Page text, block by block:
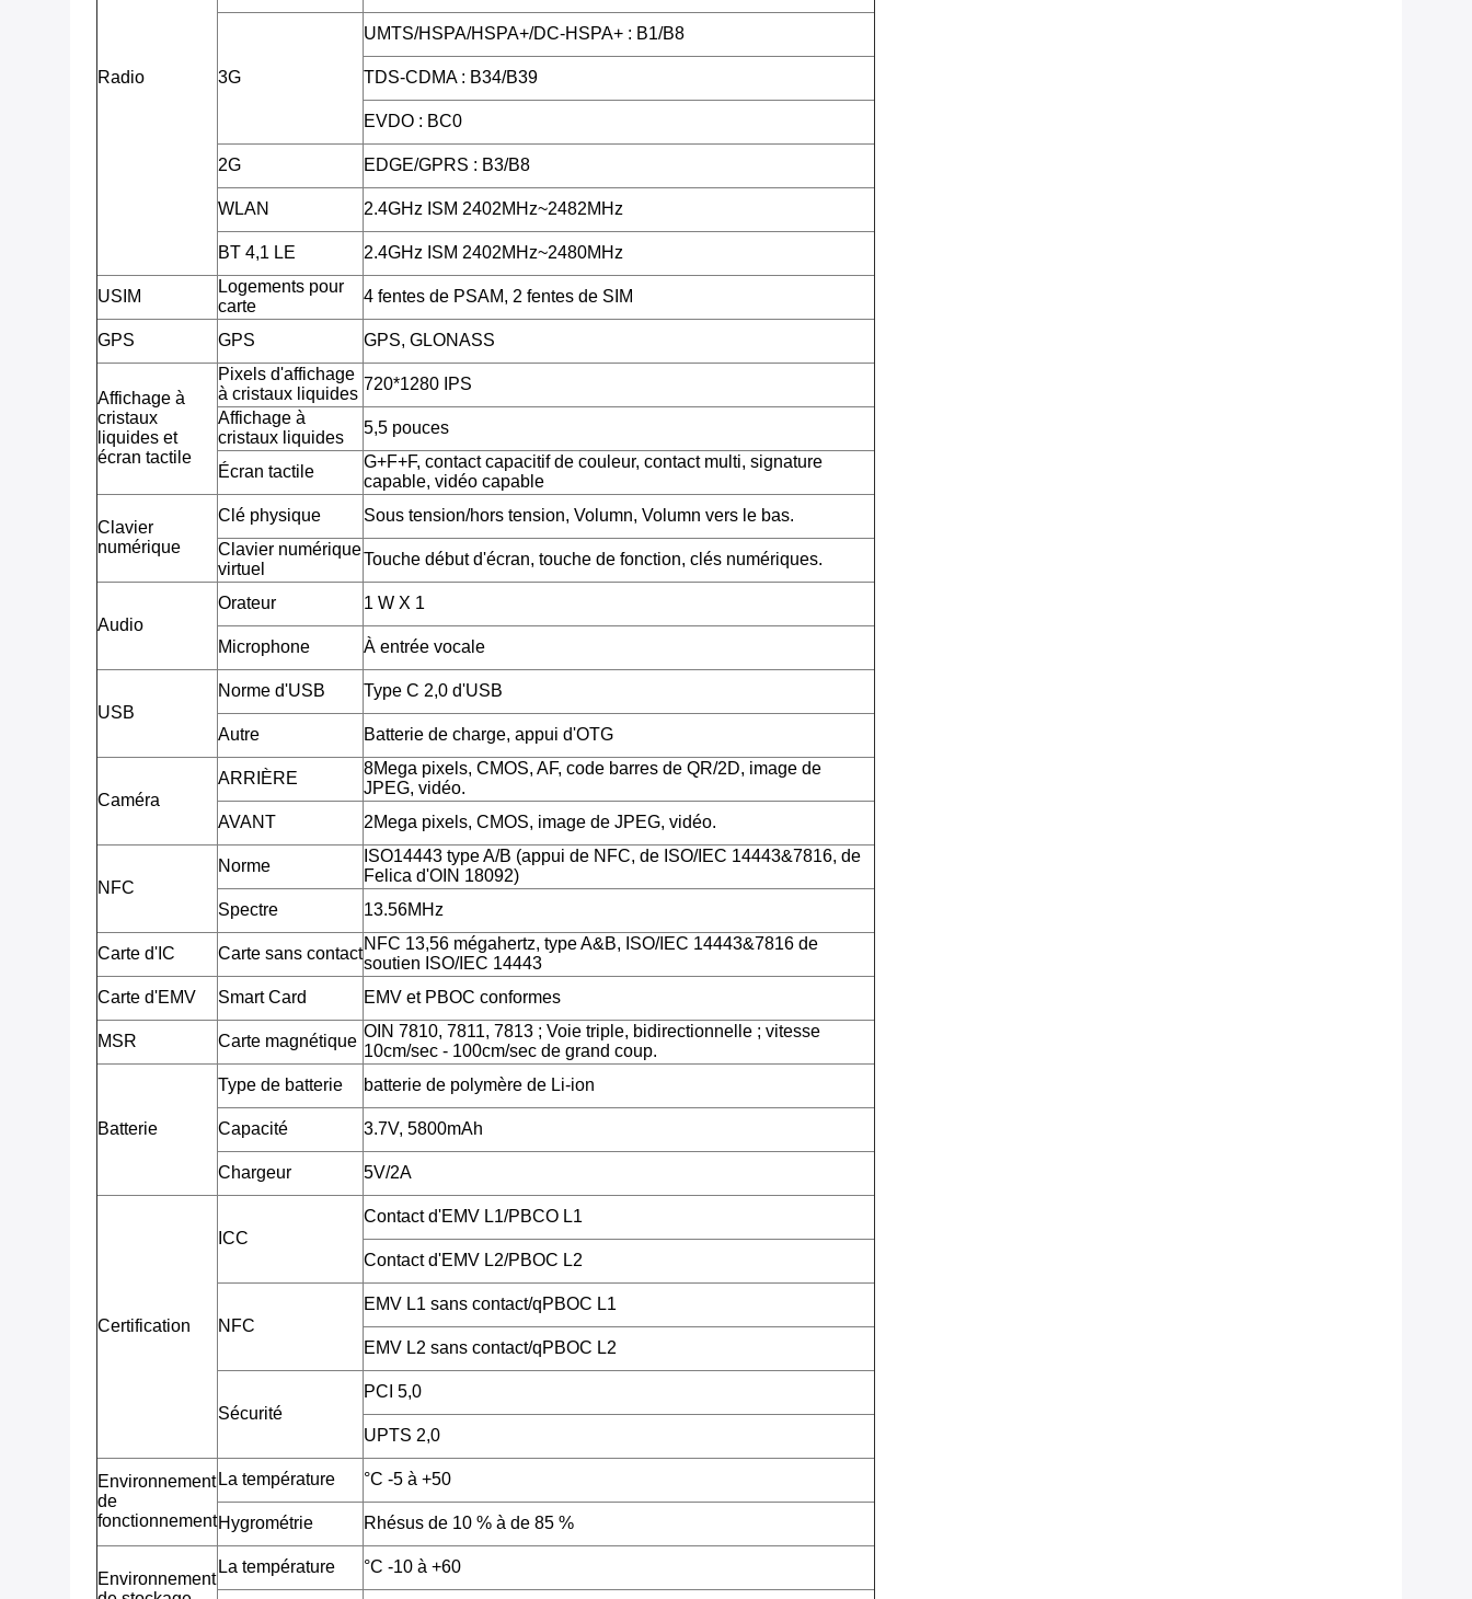
Radio 3G
UMTS/HSPA/HSPA+/DC-HSPA+ : B1/B8
TDS-CDMA : B34/B39
EVDO : BC0
2G EDGE/GPRS : B3/B8
WLAN 2.4GHz ISM 2402MHz~2482MHz
BT 4,1 LE 2.4GHz ISM 2402MHz~2480MHz
USIM
Logements pour
carte
4 fentes de PSAM, 2 fentes de SIM
GPS GPS GPS, GLONASS
Affichage à
cristaux
liquides et
écran tactile
Pixels d'affichage
à cristaux liquides
720*1280 IPS
Affichage à
cristaux liquides
5,5 pouces
Écran tactile
G+F+F, contact capacitif de couleur, contact multi, signature
capable, vidéo capable
Clavier
numérique
Clé physique
Sous tension/hors tension, Volumn, Volumn vers le bas.
Clavier numérique
virtuel
Touche début d'écran, touche de fonction, clés numériques.
Audio
Orateur 1 W X 1
Microphone À entrée vocale
USB
Norme d'USB Type C 2,0 d'USB
Autre Batterie de charge, appui d'OTG
Caméra
ARRIÈRE
8Mega pixels, CMOS, AF, code barres de QR/2D, image de
JPEG, vidéo.
AVANT
2Mega pixels, CMOS, image de JPEG, vidéo.
NFC
Norme
ISO14443 type A/B (appui de NFC, de ISO/IEC 14443&7816, de
Felica d'OIN 18092)
Spectre
13.56MHz
Carte d'IC Carte sans contact
NFC 13,56 mégahertz, type A&B, ISO/IEC 14443&7816 de
soutien ISO/IEC 14443
Carte d'EMV
Smart Card EMV et PBOC conformes
MSR Carte magnétique
OIN 7810, 7811, 7813 ; Voie triple, bidirectionnelle ; vitesse
10cm/sec - 100cm/sec de grand coup.
Batterie
Type de batterie batterie de polymère de Li-ion
Capacité 3.7V, 5800mAh
Chargeur 5V/2A
Certification
ICC
Contact d'EMV L1/PBCO L1
Contact d'EMV L2/PBOC L2
NFC
EMV L1 sans contact/qPBOC L1
EMV L2 sans contact/qPBOC L2
Sécurité
PCI 5,0
UPTS 2,0
Environnement
de
fonctionnement
La température °C -5 à +50
Hygrométrie Rhésus de 10 % à de 85 %
Environnement
La température °C -10 à +60